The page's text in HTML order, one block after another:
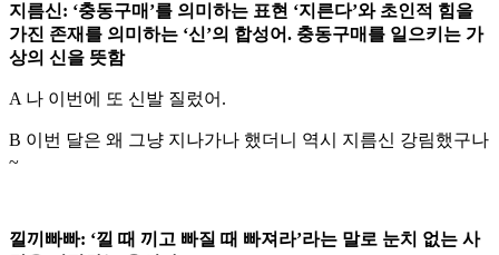
지름신: ‘충동구매’를 의미하는 표현 ‘지른다’와 초인적 힘을
가진 존재를 의미하는 ‘신’의 합성어. 충동구매를 일으키는 가
상의 신을 뜻함
A 나 이번에 또 신발 질렀어.
B 이번 달은 왜 그냥 지나가나 했더니 역시 지름신 강림했구나
~
낄끼빠빠: ‘낄 때 끼고 빠질 때 빠져라’라는 말로 눈치 없는 사